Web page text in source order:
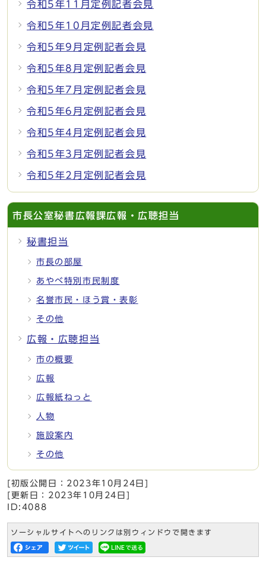
令和5年11月定例記者会見
令和5年10月定例記者会見
令和5年9月定例記者会見
令和5年8月定例記者会見
令和5年7月定例記者会見
令和5年6月定例記者会見
令和5年4月定例記者会見
令和5年3月定例記者会見
令和5年2月定例記者会見
市長公室秘書広報課広報・広聴担当
秘書担当
市長の部屋
あやべ特別市民制度
名誉市民・ほう賞・表彰
その他
広報・広聴担当
市の概要
広報
広報紙ねっと
人物
施設案内
その他
[初版公開日： 2023年10月24日
[更新日： 2023年10月24日
ID:4088
ソーシャルサイトへのリンクは別ウィンドウで開きます